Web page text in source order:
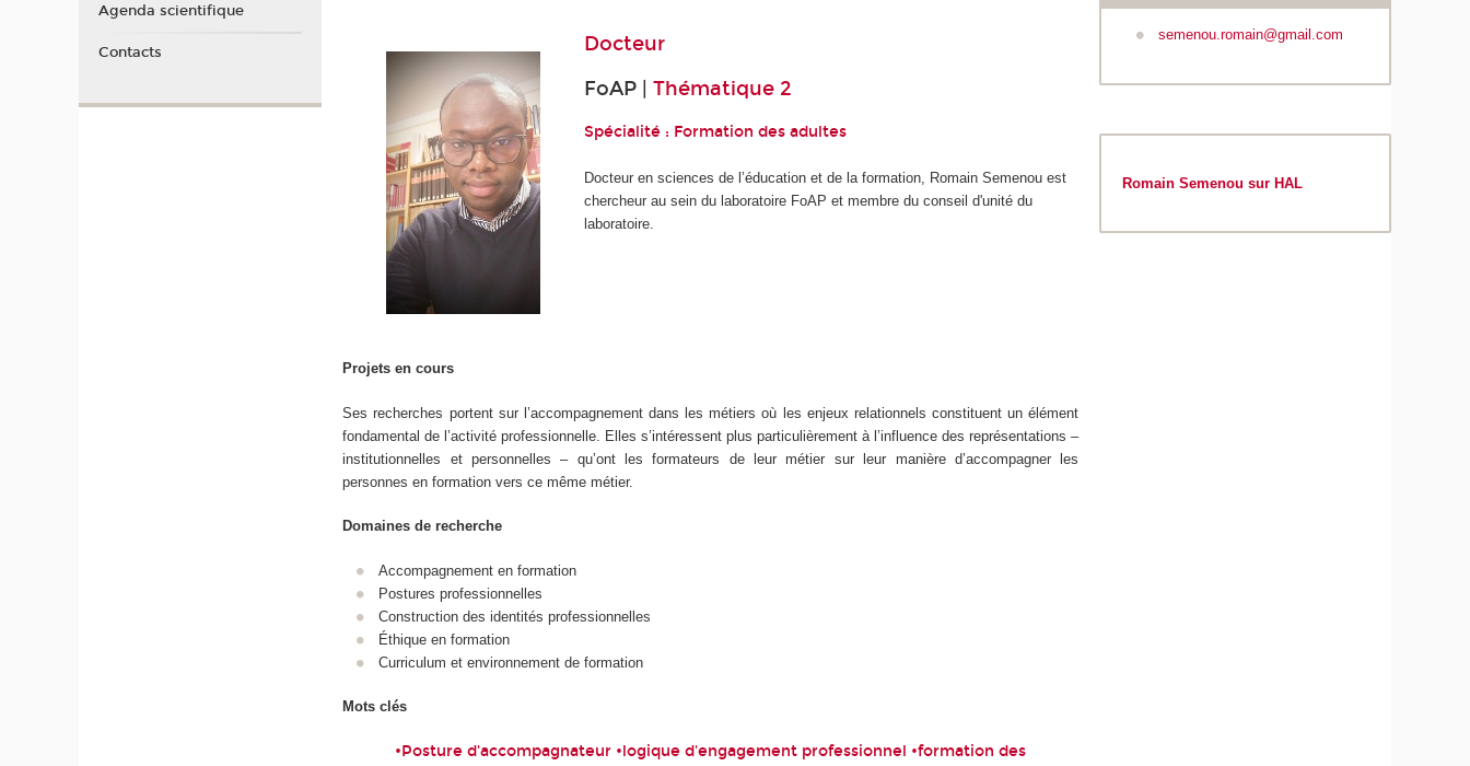
Docteur
FoAP |Thématique 2
Spécialité : Formation des adultes
Docteur en sciences de l’éducation et de la formation, Romain Semenou est
chercheur au sein du laboratoire FoAP et membre du conseil d'unité du
laboratoire.
Projets en cours
Ses recherches portent sur l’accompagnement dans les métiers où les enjeux relationnels constituent un élément
fondamental de l’activité professionnelle. Elles s’intéressent plus particulièrement à l’influence des représentations –
institutionnelles et personnelles – qu’ont les formateurs de leur métier sur leur manière d’accompagner les
personnes en formation vers ce même métier.
Domaines de recherche
Accompagnement en formation
Postures professionnelles
Construction des identités professionnelles
Éthique en formation
Curriculum et environnement de formation
Mots clés
•Posture d'accompagnateur •logique d'engagement professionnel •formation des
semenou.romain@gmail.com
Romain Semenou sur HAL
Agenda scientifique
Contacts